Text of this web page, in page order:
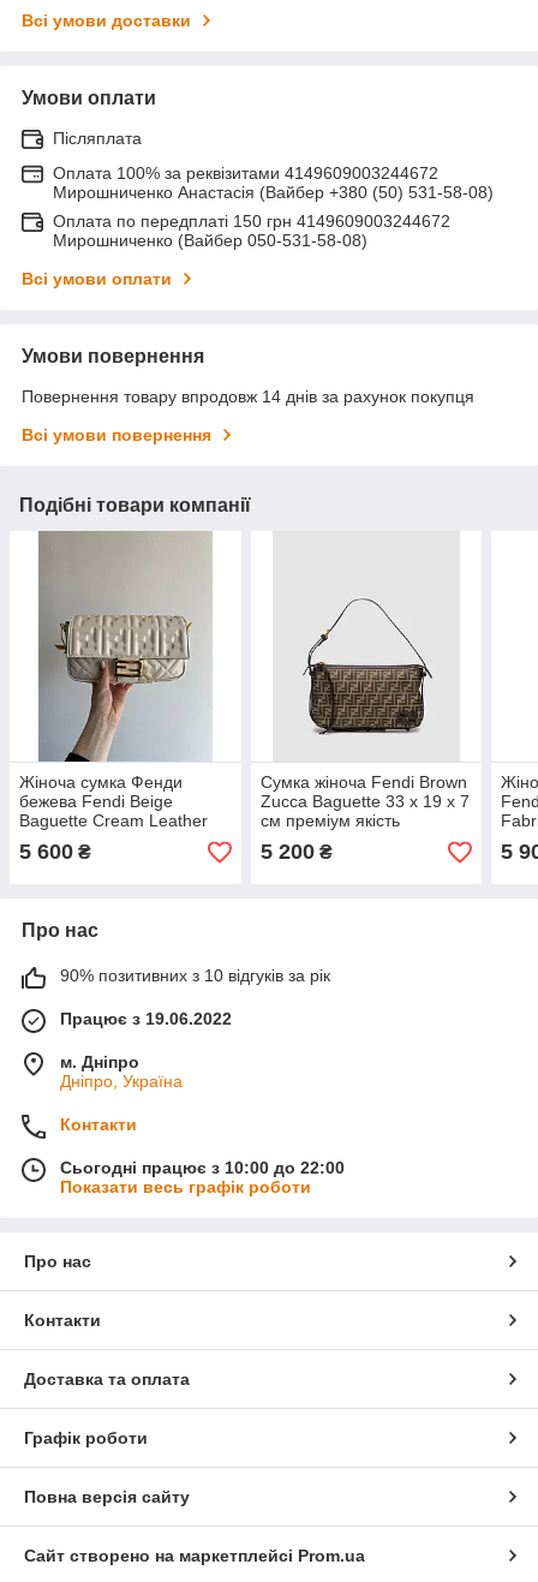
Всі умови доставки
Умови оплати
Післяплата
Оплата 100% за реквізитами 4149609003244672
Мирошниченко Анастасія (Вайбер +380 (50) 531-58-08)
Оплата по передплаті 150 грн 4149609003244672
Мирошниченко (Вайбер 050-531-58-08)
Всі умови оплати
Умови повернення
Повернення товару впродовж 14 днів за рахунок покупця
Всі умови повернення
Подібні товари компанії
Жіноча сумка Фенди
бежева Fendi Beige
Baguette Cream Leather
Bag
5 600 ₴
Сумка жіноча Fendi Brown
Zucca Baguette 33 х 19 х 7
см преміум якість
5 200₴
Bag
5
Про нас
90% позитивних з 10 відгуків за рік
Працює з 19.06.2022
м. Дніпро
Дніпро, Україна
Контакти
Сьогодні працює з 10:00 до 22:00
Показати весь графік роботи
Про нас
Контакти
Доставка та оплата
Графік роботи
Повна версія сайту
Сайт створено на маркетплейсі Prom.ua